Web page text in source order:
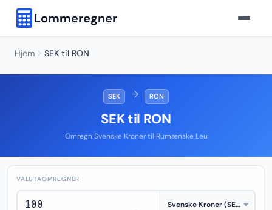
Lommeregner
Hjem SEK til RON
SEK → RON
SEK til RON
Omregn Svenske Kroner til Rumænske Leu
VALUTAOMREGNER